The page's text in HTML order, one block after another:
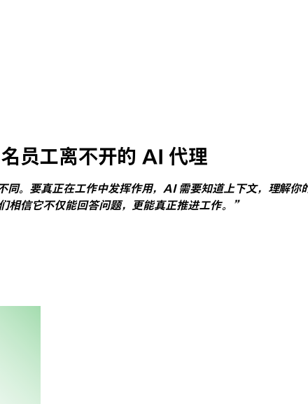
员工离不开的 AI 代理
同。要真正在工作中发挥作用，AI 需要知道上下文，理解
相信它不仅能回答问题，更能真正推进工作。”